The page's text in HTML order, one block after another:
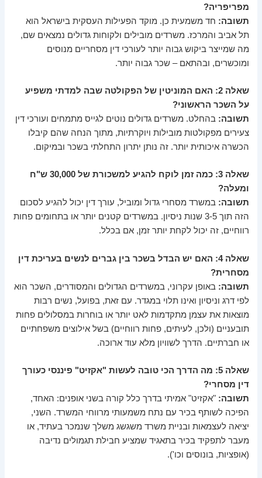
מפריפריה?
תשובה: חד משמעית כן. מוקד הפעילות העסקית בישראל הוא
תל אביב והמרכז. משרדים מובילים ולקוחות גדולים נמצאים שם,
מה שמייצר ביקוש גבוה יותר לעורכי דין מסחריים מנוסים
ומוכשרים, ובהתאם – שכר גבוה יותר.
שאלה 2: האם המוניטין של הפקולטה שבה למדתי משפיע
על השכר הראשוני?
תשובה: בהחלט. משרדים גדולים נוטים לגייס מתמחים ועורכי דין
צעירים מפקולטות מובילות ויוקרתיות, מתוך הנחה שהם קיבלו
הכשרה איכותית יותר. זה נותן יתרון התחלתי בשכר ובמיקום.
שאלה 3: כמה זמן לוקח להגיע למשכורת של 30,000 ש"ח
ומעלה?
תשובה: במשרד מסחרי גדול ומוביל, עורך דין יכול להגיע לסכום
הזה תוך 3-5 שנות ניסיון. במשרדים קטנים יותר או בתחומים פחות
רווחיים, זה יכול לקחת יותר זמן, אם בכלל.
שאלה 4: האם יש הבדל בשכר בין גברים לנשים בעריכת דין
מסחרית?
תשובה: באופן עקרוני, במשרדים הגדולים והמסודרים, השכר הוא
לפי דרג וניסיון ואינו תלוי במגדר. עם זאת, בפועל, נשים רבות
מוצאות את עצמן מתקדמות לאט יותר או בוחרות במסלולים פחות
תובעניים (ולכן, לעיתים, פחות רווחיים) בשל אילוצים משפחתיים
או חברתיים. הדרך לשוויון מלא עוד ארוכה.
שאלה 5: מה הדרך הכי טובה לעשות "אקזיט" פיננסי כעורך
דין מסחרי?
תשובה: "אקזיט" אמיתי בדרך כלל קורה בשני אופנים: האחד,
הפיכה לשותף בכיר עם נתח משמעותי מרווחי המשרד. השני,
יציאה לעצמאות ובניית משרד משגשג משלך שנמכר בעתיד, או
מעבר לתפקיד בכיר בתאגיד שמציע חבילת תגמולים נדיבה
(אופציות, בונוסים וכו').